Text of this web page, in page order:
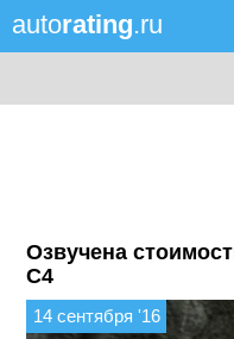
autorating.ru
Озвучена
C4
14 сентября '16